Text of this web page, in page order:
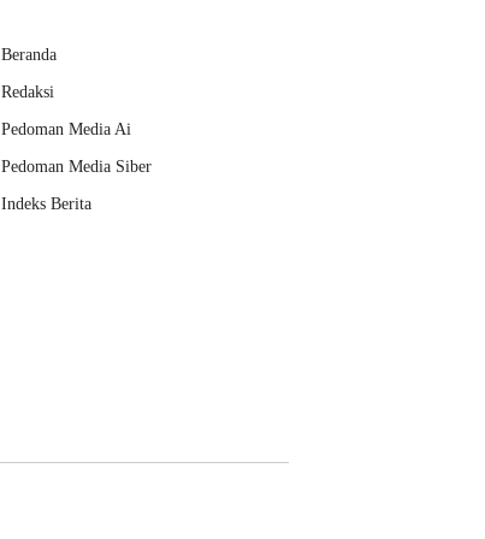
Beranda
Redaksi
Pedoman Media Ai
Pedoman Media Siber
Indeks Berita